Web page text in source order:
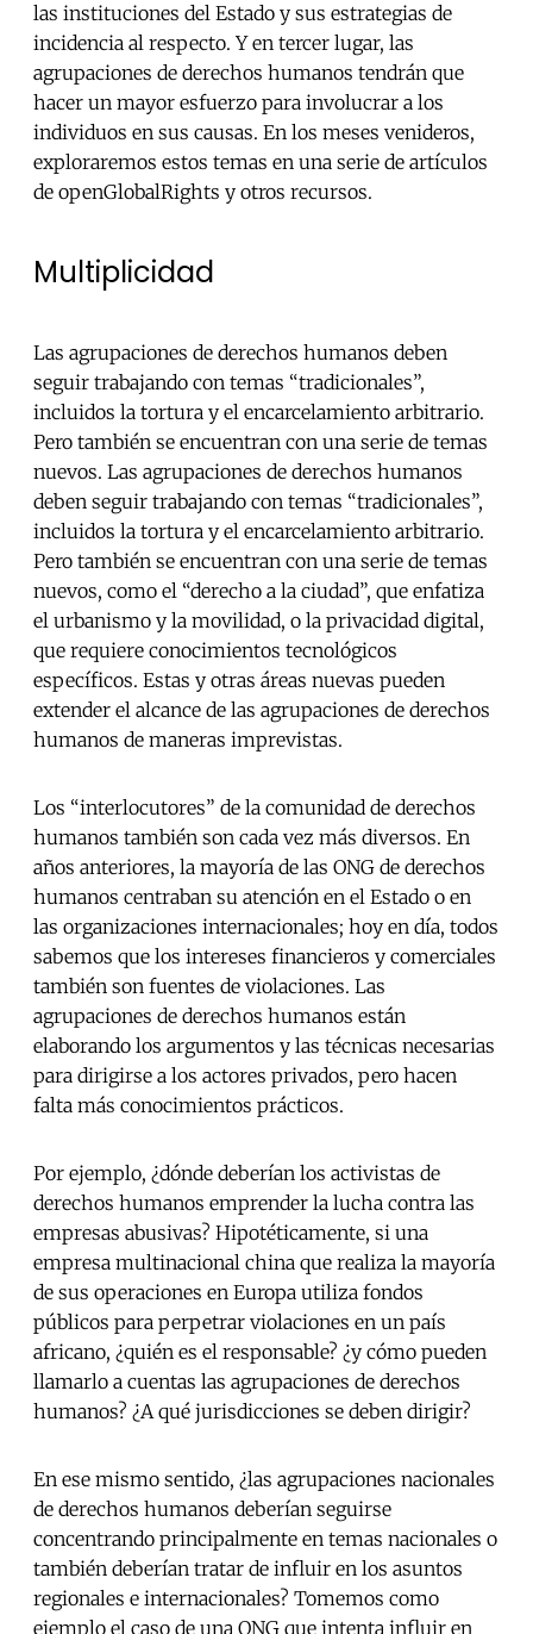
las instituciones del Estado y sus estrategias de
incidencia al respecto. Y en tercer lugar, las
agrupaciones de derechos humanos tendrán que
hacer un mayor esfuerzo para involucrar a los
individuos en sus causas. En los meses venideros,
exploraremos estos temas en una serie de artículos
de openGlobalRights y otros recursos.
Multiplicidad
Las agrupaciones de derechos humanos deben
seguir trabajando con temas “tradicionales”,
incluidos la tortura y el encarcelamiento arbitrario.
Pero también se encuentran con una serie de temas
nuevos. Las agrupaciones de derechos humanos
deben seguir trabajando con temas “tradicionales”,
incluidos la tortura y el encarcelamiento arbitrario.
Pero también se encuentran con una serie de temas
nuevos, como el “derecho a la ciudad”, que enfatiza
el urbanismo y la movilidad, o la privacidad digital,
que requiere conocimientos tecnológicos
específicos. Estas y otras áreas nuevas pueden
extender el alcance de las agrupaciones de derechos
humanos de maneras imprevistas.
Los “interlocutores” de la comunidad de derechos
humanos también son cada vez más diversos. En
años anteriores, la mayoría de las ONG de derechos
humanos centraban su atención en el Estado o en
las organizaciones internacionales; hoy en día, todos
sabemos que los intereses financieros y comerciales
también son fuentes de violaciones. Las
agrupaciones de derechos humanos están
elaborando los argumentos y las técnicas necesarias
para dirigirse a los actores privados, pero hacen
falta más conocimientos prácticos.
Por ejemplo, ¿dónde deberían los activistas de
derechos humanos emprender la lucha contra las
empresas abusivas? Hipotéticamente, si una
empresa multinacional china que realiza la mayoría
de sus operaciones en Europa utiliza fondos
públicos para perpetrar violaciones en un país
africano, ¿quién es el responsable? ¿y cómo pueden
llamarlo a cuentas las agrupaciones de derechos
humanos? ¿A qué jurisdicciones se deben dirigir?
En ese mismo sentido, ¿las agrupaciones nacionales
de derechos humanos deberían seguirse
concentrando principalmente en temas nacionales o
también deberían tratar de influir en los asuntos
regionales e internacionales? Tomemos como
ejemplo el caso de una ONG que intenta influir en